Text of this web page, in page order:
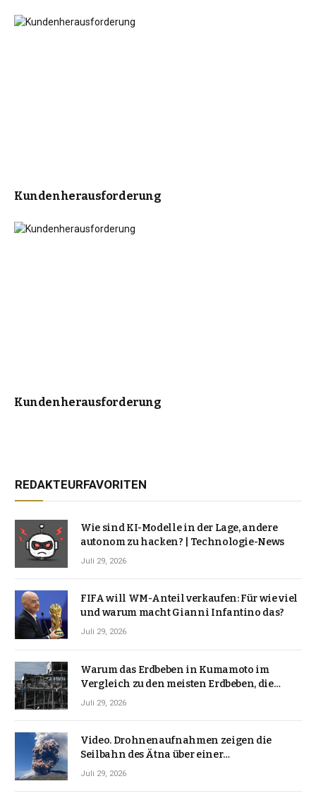
Kundenherausforderung
Kundenherausforderung
REDAKTEURFAVORITEN
Wie sind KI-Modelle in der Lage, andere
autonom zu hacken? | Technologie-News
Juli 29, 2026
FIFA will WM-Anteil verkaufen: Für wie viel
und warum macht Gianni Infantino das?
Juli 29, 2026
Warum das Erdbeben in Kumamoto im
Vergleich zu den meisten Erdbeben, die
Japan erschütterten, ungewöhnlich ist
Juli 29, 2026
Video. Drohnenaufnahmen zeigen die
Seilbahn des Ätna über einer
Vulkanlandschaft
Juli 29, 2026